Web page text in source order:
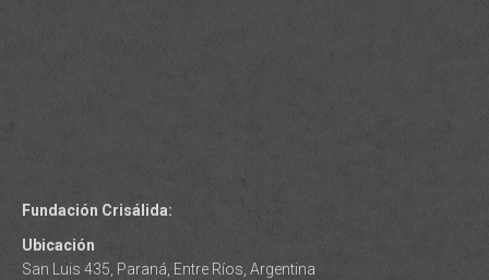
Fundación Crisálida:
Ubicación
San Luis 435, Paraná, Entre Ríos, Argentina